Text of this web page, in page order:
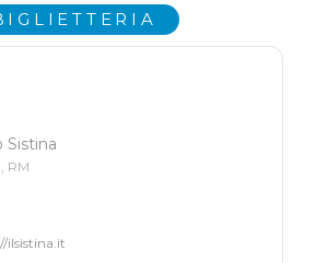
Sistina
RM
ilsistina.it